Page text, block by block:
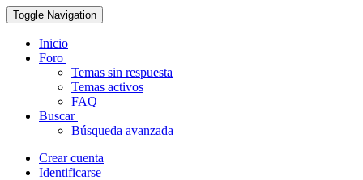
Toggle Navigation
Inicio
Foro
Temas sin respuesta
Temas activos
FAQ
Buscar
Búsqueda avanzada
Crear cuenta
Identificarse